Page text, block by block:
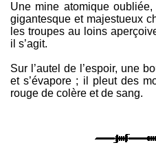
Une mine atomique
gigantesque et majestueux
les troupes au loins
il s’agit.
Sur l’autel de l’espoir, une
et s’évapore ; il pleut des
rouge de colère et de sang.